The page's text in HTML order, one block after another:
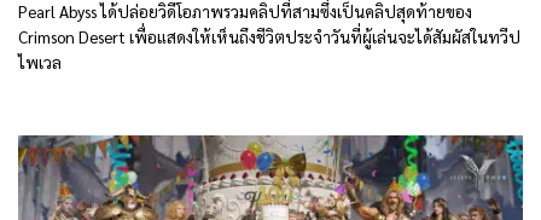
Pearl Abyss ได้ปล่อยวิดีโอภาพรวมคลิปที่สามซึ่งเป็นคลิปสุดท้ายของ
Crimson Desert เพื่อแสดงให้เห็นถึงชีวิตประจำวันที่ผู้เล่นจะได้สัมผัสในทวีป
ไพเวล